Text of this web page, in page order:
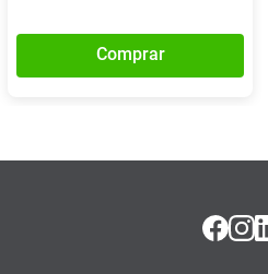
Comprar